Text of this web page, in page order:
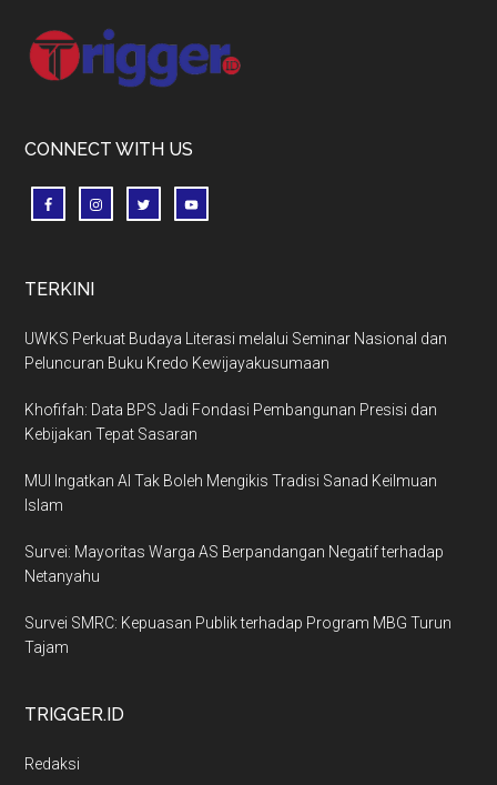
Footer
CONNECT WITH US
TERKINI
UWKS Perkuat Budaya Literasi melalui Seminar Nasional dan
Peluncuran Buku Kredo Kewijayakusumaan
Khofifah: Data BPS Jadi Fondasi Pembangunan Presisi dan
Kebijakan Tepat Sasaran
MUI Ingatkan AI Tak Boleh Mengikis Tradisi Sanad Keilmuan
Islam
Survei: Mayoritas Warga AS Berpandangan Negatif terhadap
Netanyahu
Survei SMRC: Kepuasan Publik terhadap Program MBG Turun
Tajam
TRIGGER.ID
Redaksi